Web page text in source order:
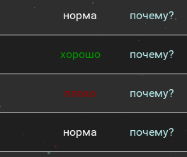
норма почему?
хорошо почему?
плохо почему?
норма почему?